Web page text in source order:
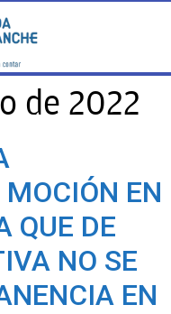
de 2022
EN
QUE DE
NO SE
EN